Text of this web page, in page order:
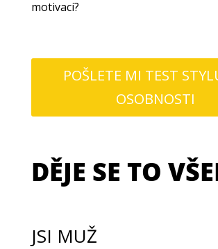
motivaci?
POŠLETE MI TEST
OSOBNOSTI
DĚJE SE TO
JSI MUŽ